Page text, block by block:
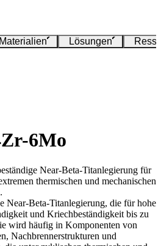
Materialien Lösungen
6Mo
Near-Beta-Titanlegierung für
thermischen und mechanischen
Near-Beta-Titanlegierung, die für hohe
und Kriechbeständigkeit bis zu
wird häufig in Komponenten von
Nachbrennerstrukturen und